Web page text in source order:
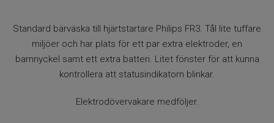
Standard bärväska till hjärtstartare Philips FR3. Tål lite tuffare
miljöer och har plats för ett par extra elektroder, en
barnnyckel samt ett extra batteri. Litet fönster för att kunna
kontrollera att statusindikatorn blinkar.
Elektrodövervakare medföljer.